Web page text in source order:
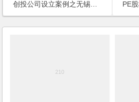
创投公司设立案例之无锡某物联网创投企业设立法律服务
PE股权